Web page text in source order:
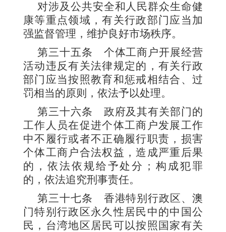
对涉及公共安全和人民群众生命健
康等重点领域，有关行政部门应当加
强监督管理，维护良好市场秩序。
第三十五条 个体工商户开展经营
活动违反有关法律规定的，有关行政
部门应当按照教育和惩戒相结合、过
罚相当的原则，依法予以处理。
第三十六条 政府及其有关部门的
工作人员在促进个体工商户发展工作
中不履行或者不正确履行职责，损害
个体工商户合法权益，造成严重后果
的，依法依规给予处分；构成犯罪
的，依法追究刑事责任。
第三十七条 香港特别行政区、澳
门特别行政区永久性居民中的中国公
民，台湾地区居民可以按照国家有关